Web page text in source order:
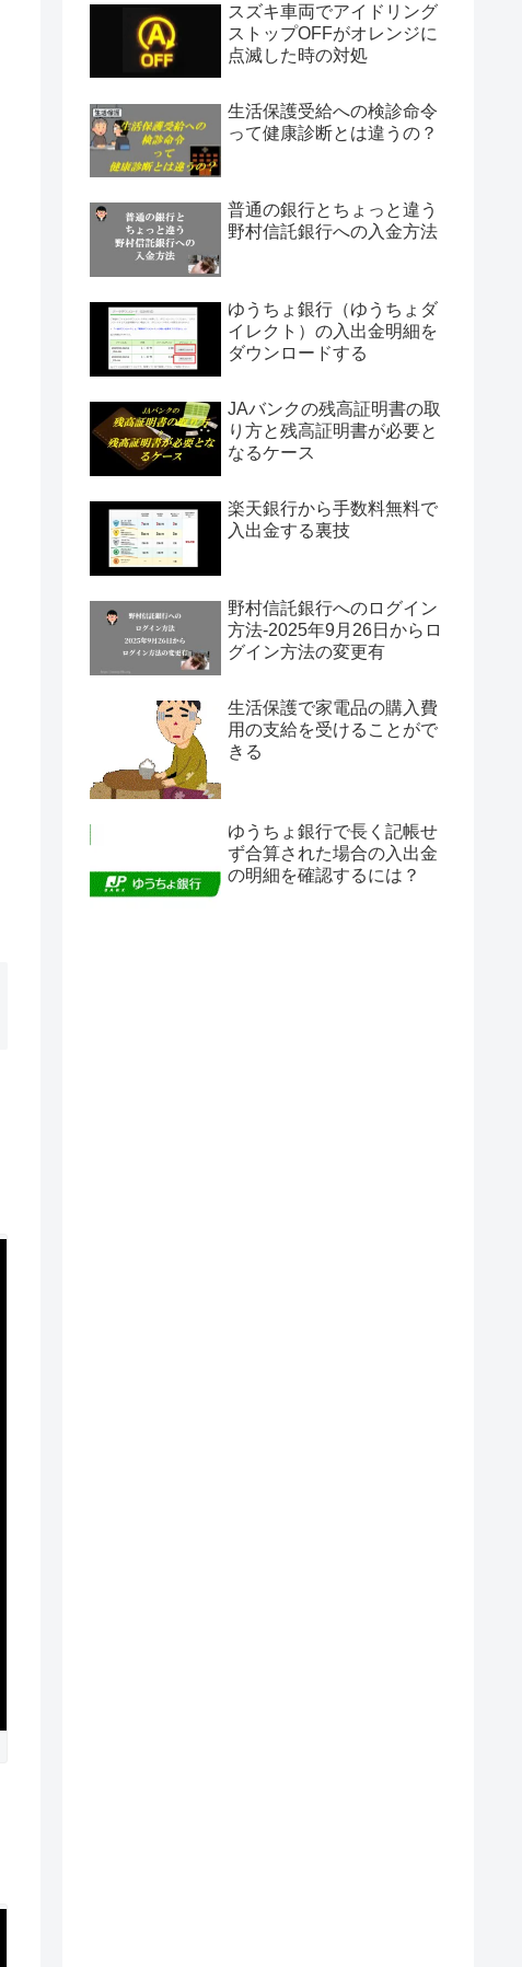
スズキ車両でアイドリング
ストップOFFがオレンジに
点滅した時の対処
生活保護受給への検診命令
って健康診断とは違うの？
普通の銀行とちょっと違う
野村信託銀行への入金方法
ゆうちょ銀行（ゆうちょダ
イレクト）の入出金明細を
ダウンロードする
JAバンクの残高証明書の取
り方と残高証明書が必要と
なるケース
楽天銀行から手数料無料で
入出金する裏技
野村信託銀行へのログイン
方法-2025年9月26日からロ
グイン方法の変更有
生活保護で家電品の購入費
用の支給を受けることがで
きる
ゆうちょ銀行で長く記帳せ
ず合算された場合の入出金
の明細を確認するには？